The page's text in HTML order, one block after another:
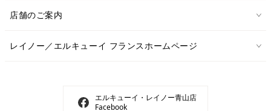
店舗のご案内
レイノー／エルキューイ フランスホームページ
エルキューイ・レイノー青山店
Facebook